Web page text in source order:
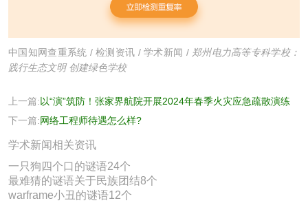
中国知网查重系统 /检测资讯 / 学术新闻 / 郑州电力高等专科学校：
践行生态文明 创建绿色学校
上一篇:以“演”筑防！张家界航院开展2024年春季火灾应急疏散演练
下一篇:网络工程师待遇怎么样?
学术新闻相关资讯
一只狗四个口的谜语24个
最难猜的谜语关于民族团结8个
warframe小丑的谜语12个